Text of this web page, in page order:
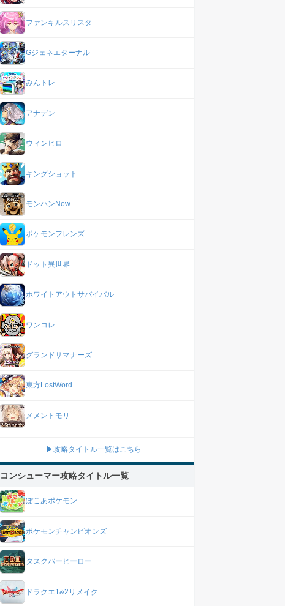
ファンキルスリスタ
Gジェネエターナル
みんトレ
アナデン
ウィンヒロ
キングショット
モンハンNow
ポケモンフレンズ
ドット異世界
ホワイトアウトサバイバル
ワンコレ
グランドサマナーズ
東方LostWord
メメントモリ
▶攻略タイトル一覧はこちら
コンシューマー攻略タイトル一覧
ぽこあポケモン
ポケモンチャンピオンズ
タスクバーヒーロー
ドラクエ1&2リメイク